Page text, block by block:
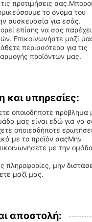
προτιμήσεις
το όνομα του
συσκευασία για εσάς.
επίσης να σας
Επικοινωνήστε μαζί
περισσότερα για τις
προϊόντων μας.
και υπηρεσίες:
οποιοδήποτε πρόβλημα
μας είναι εδώ για να
οποιεσδήποτε
με το προϊόν σαςΜην
με την ομάδα
πληροφορίες, μην
μαζί μας.
αποστολή: